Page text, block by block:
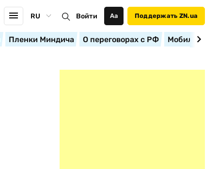
RU Войти Аа Поддержать ZN.ua
Пленки Миндича О переговорах с РФ